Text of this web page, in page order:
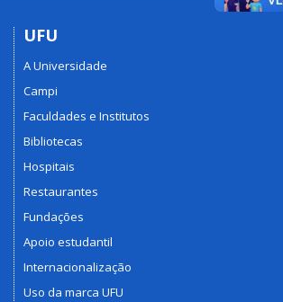
UFU
A Universidade
Campi
Faculdades e Institutos
Bibliotecas
Hospitais
Restaurantes
Fundações
Apoio estudantil
Internacionalização
Uso da marca UFU